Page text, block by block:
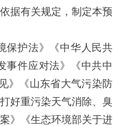
据有关规定，制定本预
保护法》《中华人民共
事件应对法》《中共中
》《山东省大气污染防
好重污染天气消除、臭
》《生态环境部关于进